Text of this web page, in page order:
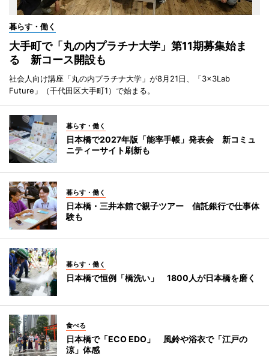
暮らす・働く
大手町で「丸の内プラチナ大学」第11期募集始ま
る 新コース開設も
社会人向け講座「丸の内プラチナ大学」が8月21日、「3×3Lab
Future」（千代田区大手町1）で始まる。
暮らす・働く
日本橋で2027年版「能率手帳」発表会 新コミュ
ニティーサイト刷新も
暮らす・働く
日本橋・三井本館で親子ツアー 信託銀行で仕事体
験も
暮らす・働く
日本橋で恒例「橋洗い」 1800人が日本橋を磨く
食べる
日本橋で「ECO EDO」 風鈴や浴衣で「江戸の
涼」体感